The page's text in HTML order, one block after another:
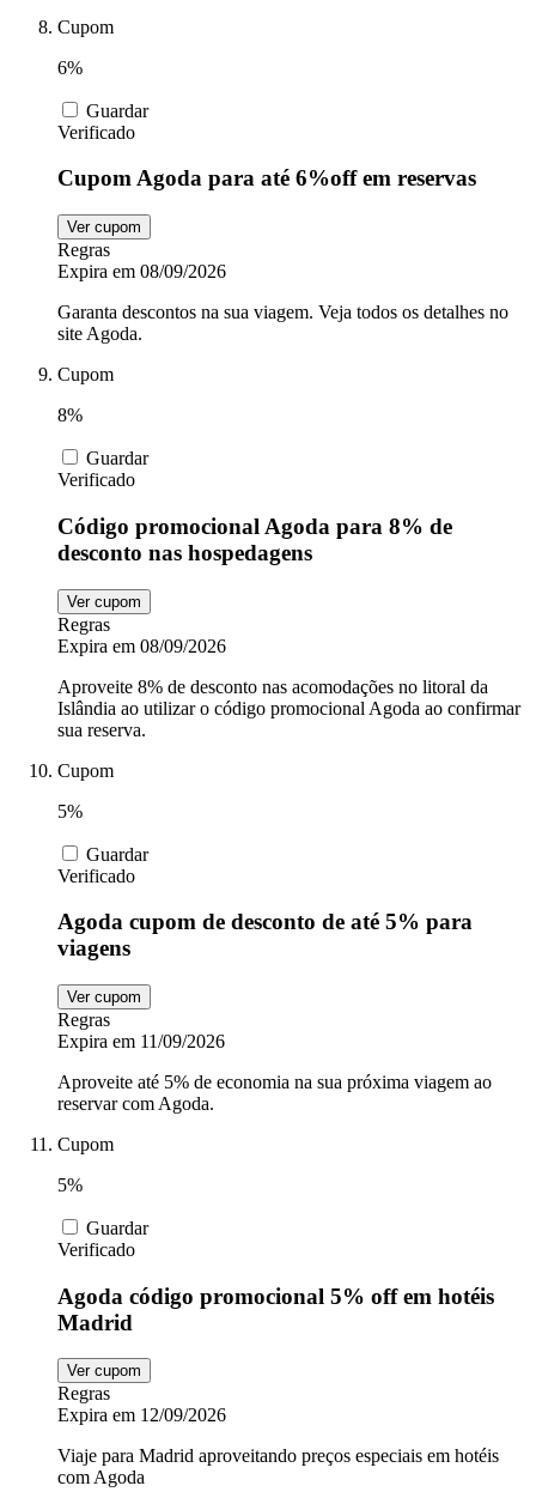
Cupom
6%
Guardar
Verificado
Cupom Agoda para até 6%off em reservas
Ver cupom
Regras
Expira em 08/09/2026
Garanta descontos na sua viagem. Veja todos os detalhes no
site Agoda.
Cupom
8%
Guardar
Verificado
Código promocional Agoda para 8% de
desconto nas hospedagens
Ver cupom
Regras
Expira em 08/09/2026
Aproveite 8% de desconto nas acomodações no litoral da
Islândia ao utilizar o código promocional Agoda ao confirmar
sua reserva.
Cupom
5%
Guardar
Verificado
Agoda cupom de desconto de até 5% para
viagens
Ver cupom
Regras
Expira em 11/09/2026
Aproveite até 5% de economia na sua próxima viagem ao
reservar com Agoda.
Cupom
5%
Guardar
Verificado
Agoda código promocional 5% off em hotéis
Madrid
Ver cupom
Regras
Expira em 12/09/2026
Viaje para Madrid aproveitando preços especiais em hotéis
com Agoda